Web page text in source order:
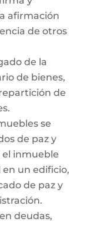
afirmación
de otros
de la
de bienes,
de
se
de paz y
el inmueble
un edificio,
de paz y
deudas,